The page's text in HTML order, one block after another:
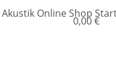
0,00 €